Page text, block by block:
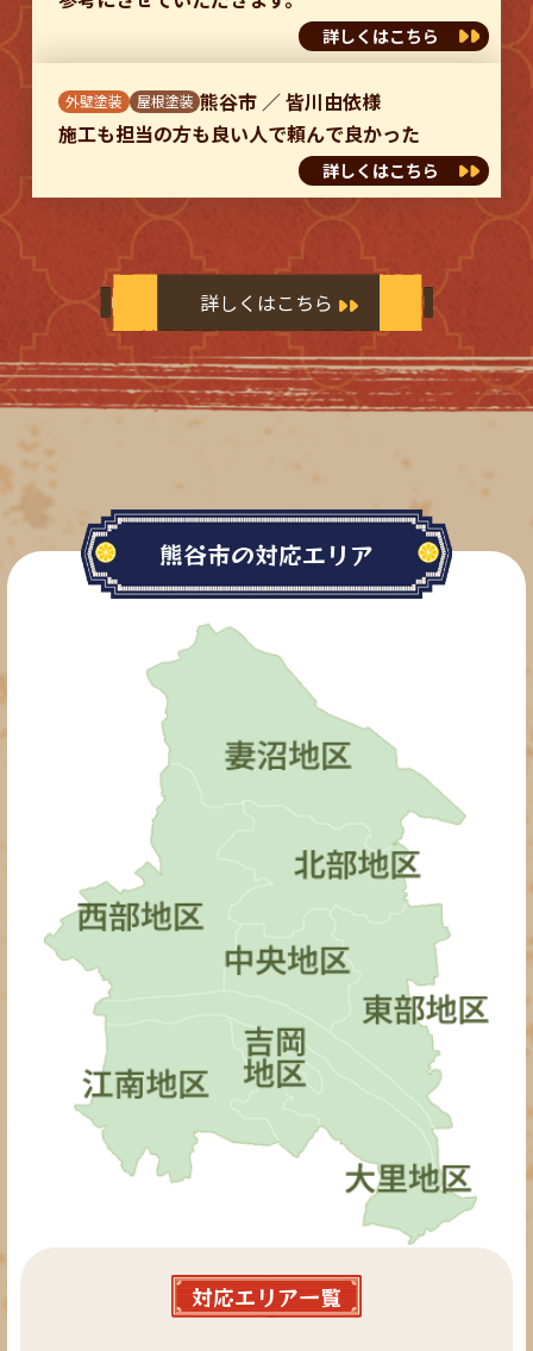
詳しくはこちら
外壁塗装 屋根塗装 熊谷市 ／皆川由依様
施工も担当の方も良い人で頼んで良かった
詳しくはこちら
詳しくはこちら
熊谷市の対応エリア
対応エリア一覧